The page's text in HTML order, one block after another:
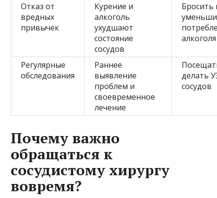
Отказ от
вредных
привычек
Курение и
алкоголь
ухудшают
состояние
сосудов
Бросить
алкоголя
Регулярные
обследования
Раннее
выявление
проблем и
своевременное
лечение
делать
сосудов
Почему важно
обращаться к
сосудистому хирургу
вовремя?